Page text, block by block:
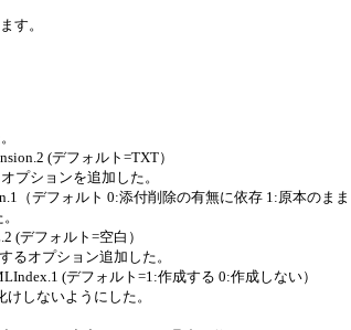
す。
(デフォルト=TXT）
プションを追加した。
（デフォルト 0:添付削除の有無に依存 1:原本のま
(デフォルト=空白）
オプション追加した。
(デフォルト=1:作成する 0:作成しない）
しないようにした。